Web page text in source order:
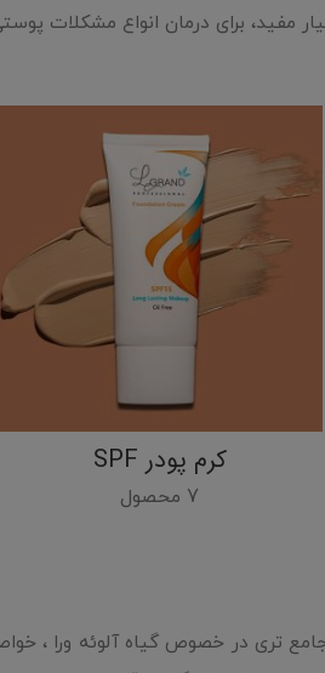
مفید، برای درمان انواع مشکلات
کرم پودر SPF
7 محصول
تری در خصوص گیاه آلوئه ورا ،